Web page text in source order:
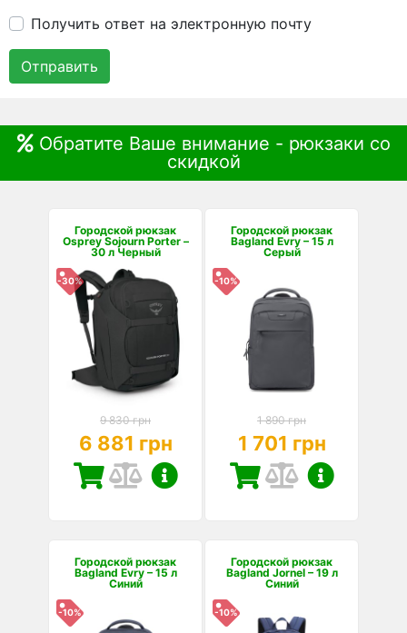
Получить ответ на электронную почту
Отправить
Обратите Ваше внимание - рюкзаки со
скидкой
Городской рюкзак
Osprey Sojourn Porter –
30 л Черный
-30%
9 830 грн
6 881 грн
Городской рюкзак
Bagland Evry – 15 л
Серый
-10%
1 890 грн
1 701 грн
Городской рюкзак
Bagland Evry – 15 л
Синий
-10%
Городской рюкзак
Bagland Jornel – 19 л
Синий
-10%